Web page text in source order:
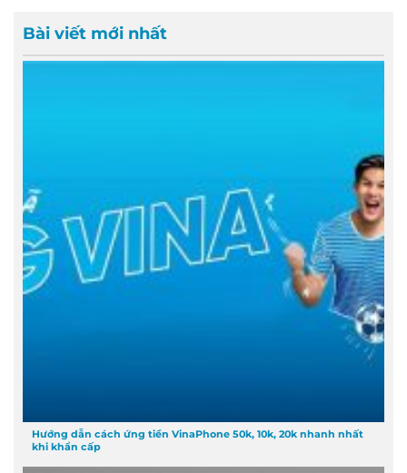
Bài viết mới nhất
Hướng dẫn cách ứng tiền VinaPhone 50k, 10k, 20k nhanh nhất
khi khẩn cấp